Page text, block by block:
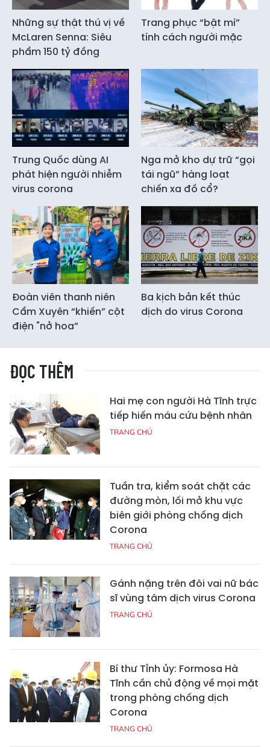
Những sự thật thú vị về
McLaren Senna: Siêu
phẩm 150 tỷ đồng
Trang phục “bật mí”
tính cách người mặc
Trung Quốc dùng AI
phát hiện người nhiễm
virus corona
Nga mở kho dự trữ “gọi
tái ngũ” hàng loạt
chiến xa đồ cổ?
Đoàn viên thanh niên
Cẩm Xuyên “khiến” cột
điện "nở hoa”
Ba kịch bản kết thúc
dịch do virus Corona
ĐỌC THÊM
Hai mẹ con người Hà Tĩnh trực
tiếp hiến máu cứu bệnh nhân
TRANG CHỦ
Tuần tra, kiểm soát chặt các
đường mòn, lối mở khu vực
biên giới phòng chống dịch
Corona
TRANG CHỦ
Gánh nặng trên đôi vai nữ bác
sĩ vùng tâm dịch virus Corona
TRANG CHỦ
Bí thư Tỉnh ủy: Formosa Hà
Tĩnh cần chủ động về mọi mặt
trong phòng chống dịch
Corona
TRANG CHỦ